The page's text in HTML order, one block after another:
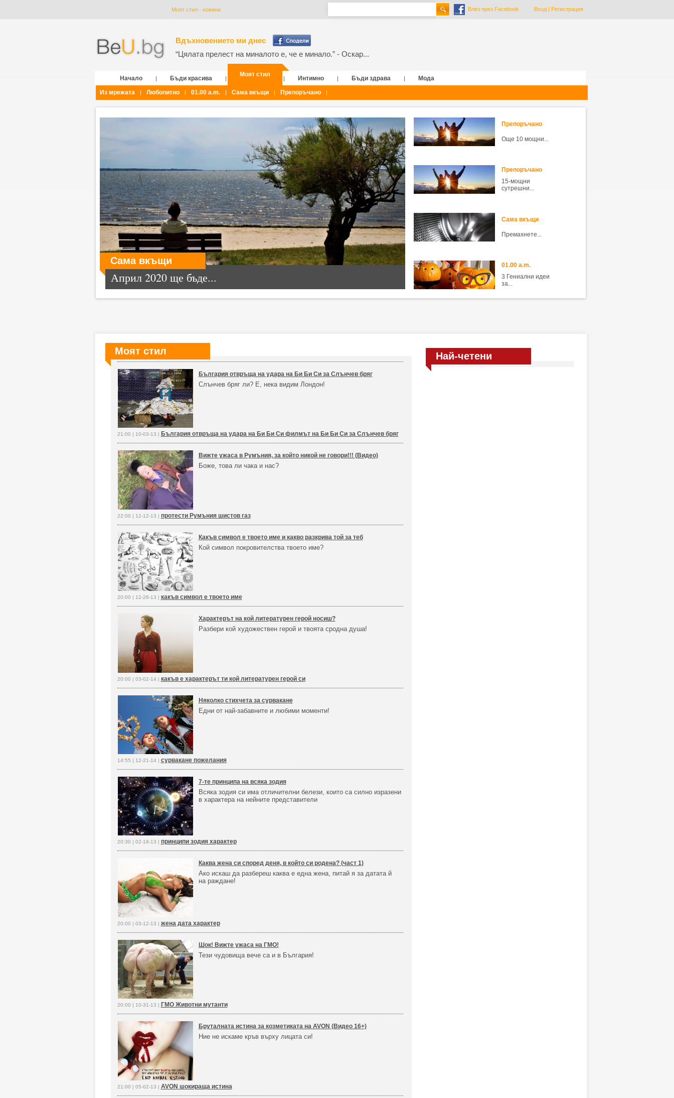
Моят стил - новини Влез през Facebook Вход| Регистрация
Вдъхновението ми днес
“Цялата прелест на миналото е, че е минало.” - Оскар...
Начало | Бъди красива |
Моят стил
| Интимно | Бъди здрава |
Мода
Из мрежата
| Любопитно | 01.00 a.m. | Сама вкъщи | Препоръчано |
Сама вкъщи
Април 2020 ще бъде...
Препоръчано
Още 10 мощни...
Препоръчано
15-мощни
сутрешни...
Сама вкъщи
Премахнете...
01.00 a.m.
3 Гениални идеи
за...
Моят стил
България отвръща на удара на Би Би Си за Слънчев бряг
Слънчев бряг ли? Е, нека видим Лондон!
21:00 | 10-03-13 | България отвръща на удара на Би Би Си филмът на Би Би Си за Слънчев бряг
Вижте ужаса в Румъния, за който никой не говори!!! (Видео)
Боже, това ли чака и нас?
22:00 | 12-12-13 | протести Румъния шистов газ
Какъв символ е твоето име и какво разкрива той за теб
Кой символ покровителства твоето име?
20:00 | 12-28-13 | какъв символ е твоето име
Характерът на кой литературен герой носиш?
Разбери кой художествен герой и твоята сродна душа!
20:00 | 03-02-14 | какъв е характерът ти кой литературен герой си
Няколко стихчета за сурвакане
Едни от най-забавните и любими моменти!
14:55 | 12-21-14 | сурвакане пожелания
7-те принципа на всяка зодия
Всяка зодия си има отличителни белези, които са силно изразени
в характера на нейните представители
20:30 | 02-18-13 | принципи зодия характер
Каква жена си според деня, в който си родена? (част 1)
Ако искаш да разбереш каква е една жена, питай я за датата й
на раждане!
20:00 | 03-12-13 | жена дата характер
Шок! Вижте ужаса на ГМО!
Тези чудовища вече са и в България!
20:00 | 10-31-13 | ГМО Животни мутанти
Бруталната истина за козметиката на AVON (Видео 16+)
Ние не искаме кръв върху лицата си!
21:00 | 05-02-13 | AVON шокираща истина
Най-четени